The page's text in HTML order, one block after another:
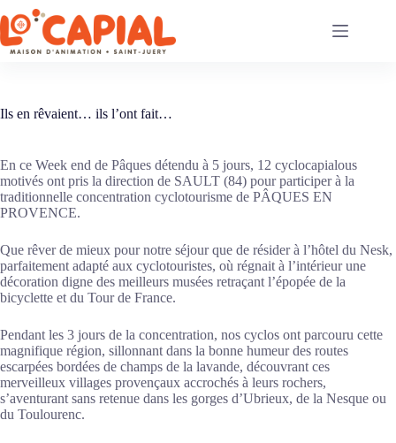
Passer
au
contenu
Ils en rêvaient… ils l’ont fait…
En ce Week end de Pâques détendu à 5 jours, 12 cyclocapialous
motivés ont pris la direction de SAULT (84) pour participer à la
traditionnelle concentration cyclotourisme de PÂQUES EN
PROVENCE.
Que rêver de mieux pour notre séjour que de résider à l’hôtel du Nesk,
parfaitement adapté aux cyclotouristes, où régnait à l’intérieur une
décoration digne des meilleurs musées retraçant l’épopée de la
bicyclette et du Tour de France.
Pendant les 3 jours de la concentration, nos cyclos ont parcouru cette
magnifique région, sillonnant dans la bonne humeur des routes
escarpées bordées de champs de la lavande, découvrant ces
merveilleux villages provençaux accrochés à leurs rochers,
s’aventurant sans retenue dans les gorges d’Ubrieux, de la Nesque ou
du Toulourenc.